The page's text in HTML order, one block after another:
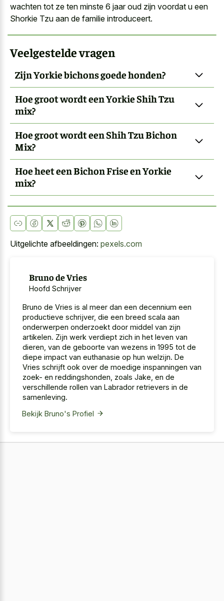
wachten tot ze ten minste 6 jaar oud zijn voordat u een
Shorkie Tzu aan de familie introduceert.
Veelgestelde vragen
Zijn Yorkie bichons goede honden?
Hoe groot wordt een Yorkie Shih Tzu
mix?
Hoe groot wordt een Shih Tzu Bichon
Mix?
Hoe heet een Bichon Frise en Yorkie
mix?
Uitgelichte afbeeldingen: pexels.com
Bruno de Vries
Hoofd Schrijver
Bruno de Vries is al meer dan een decennium een
productieve schrijver, die een breed scala aan
onderwerpen onderzoekt door middel van zijn
artikelen. Zijn werk verdiept zich in het leven van
dieren, van de geboorte van wezens in 1995 tot de
diepe impact van euthanasie op hun welzijn. De
Vries schrijft ook over de moedige inspanningen van
zoek- en reddingshonden, zoals Jake, en de
verschillende rollen van Labrador retrievers in de
samenleving.
Bekijk Bruno's Profiel